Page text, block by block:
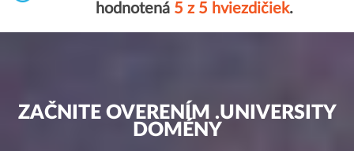
hodnotená 5 z 5 hviezdičiek.
ZAČNITE OVERENÍM .UNIVERSITY
DOMÉNY